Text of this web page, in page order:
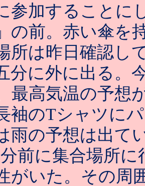
参加することに
の前。赤い傘を
所は昨日確認し
分に外に出る。
最高気温の予想
袖のTシャツに
雨の予想は出て
前に集合場所
がいた。その周